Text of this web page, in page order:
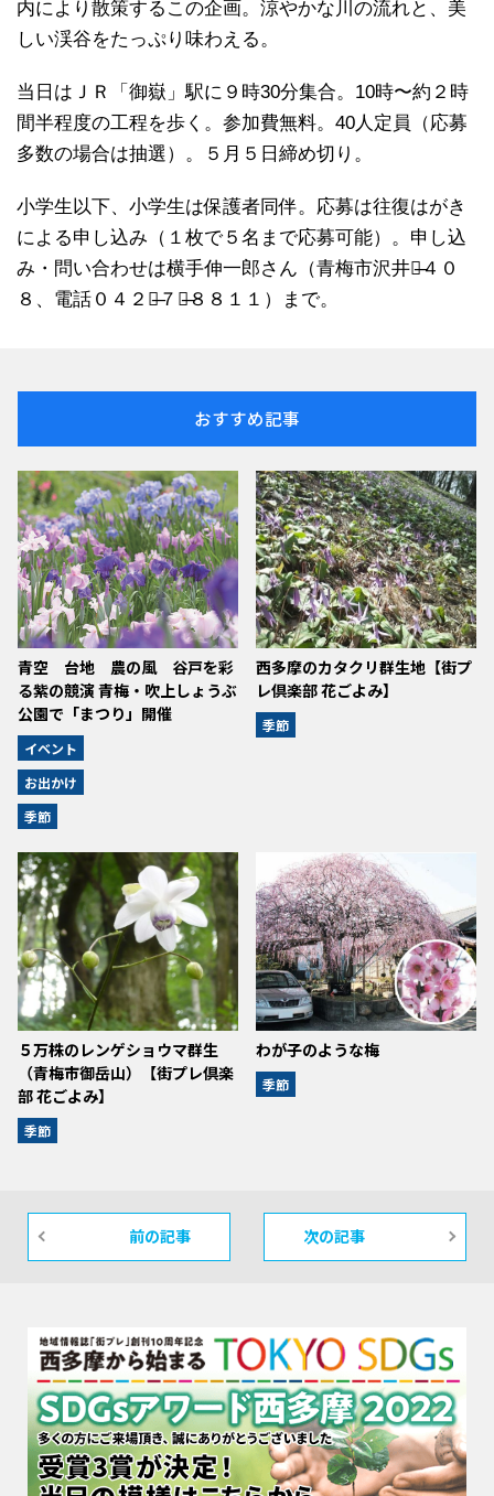
内により散策するこの企画。涼やかな川の流れと、美
しい渓谷をたっぷり味わえる。
当日はＪＲ「御嶽」駅に９時30分集合。10時〜約２時
間半程度の工程を歩く。参加費無料。40人定員（応募
多数の場合は抽選）。５月５日締め切り。
小学生以下、小学生は保護者同伴。応募は往復はがき
による申し込み（１枚で５名まで応募可能）。申し込
み・問い合わせは横手伸一郎さん（青梅市沢井１̶４０
８、電話０４２８̶７８̶８８１１）まで。
おすすめ記事
青空 台地 農の風 谷戸を彩
る紫の競演 青梅・吹上しょうぶ
公園で「まつり」開催
イベント
お出かけ
季節
西多摩のカタクリ群生地【街プ
レ倶楽部 花ごよみ】
季節
５万株のレンゲショウマ群生
（青梅市御岳山）【街プレ倶楽
部 花ごよみ】
季節
わが子のような梅
季節
前の記事 次の記事